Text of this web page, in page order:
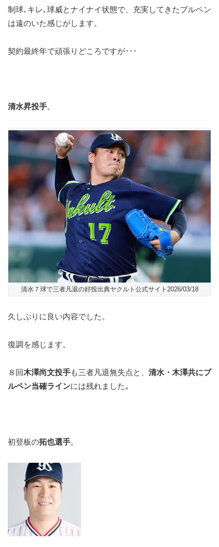
制球､キレ､球威とナイナイ状態で、充実してきたブルペン
は遠のいた感じがします。
契約最終年で頑張りどころですが･･･
清水昇投手。
清水７球で三者凡退の好投出典ヤクルト公式サイト2026/03/18
久しぶりに良い内容でした。
復調を感じます。
８回木澤尚文投手も三者凡退無失点と、 清水・木澤共にブ
ルペン当確ラインには残れました｡
初登板の拓也選手。